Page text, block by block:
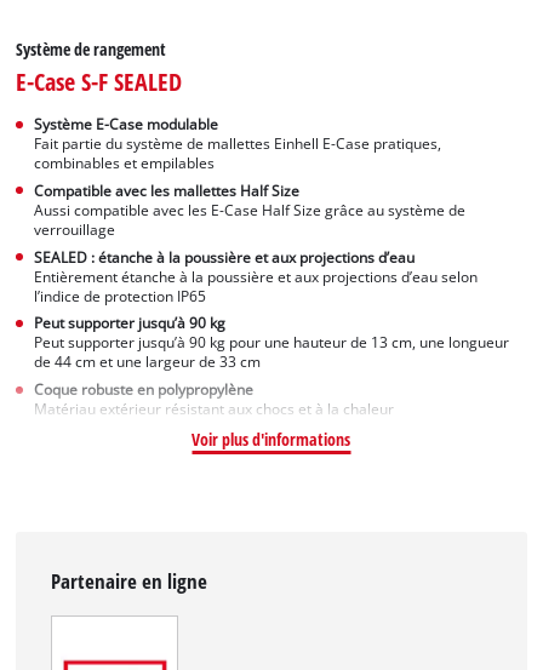
Système de rangement
E-Case S-F SEALED
Système E-Case modulable
Fait partie du système de mallettes Einhell E-Case pratiques,
combinables et empilables
Compatible avec les mallettes Half Size
Aussi compatible avec les E-Case Half Size grâce au système de
verrouillage
SEALED : étanche à la poussière et aux projections d’eau
Entièrement étanche à la poussière et aux projections d’eau selon
l’indice de protection IP65
Peut supporter jusqu’à 90 kg
Peut supporter jusqu’à 90 kg pour une hauteur de 13 cm, une longueur
de 44 cm et une largeur de 33 cm
Coque robuste en polypropylène
Matériau extérieur résistant aux chocs et à la chaleur
Voir plus d'informations
Partenaire en ligne